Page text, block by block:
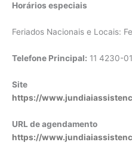
Horários especiais
Feriados Nacionais e Locais:
Telefone Principal: 11 4230-
Site
https://
URL de agendamento
https://